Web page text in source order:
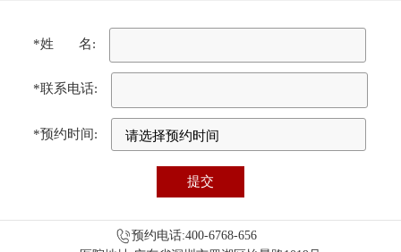
*姓 名:
*联系电话:
*预约时间:
预约电话:400-6768-656